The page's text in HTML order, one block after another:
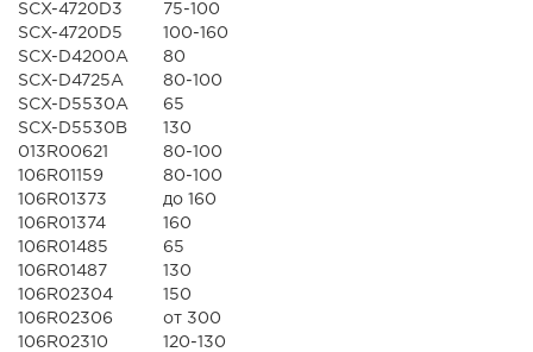
SCX-4720D3
75-100
SCX-4720D5
100-160
SCX-D4200A
80
SCX-D4725A
80-100
SCX-D5530A
65
SCX-D5530B
130
013R00621
80-100
106R01159
80-100
106R01373
до 160
106R01374
160
106R01485
65
106R01487
130
106R02304
150
106R02306
от 300
106R02310
120-130